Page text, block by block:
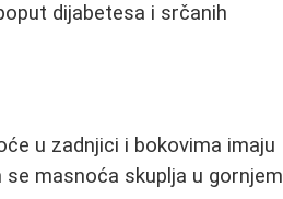
dijabetesa i srčanih
u zadnjici i bokovima imaju
masnoća skuplja u gornjem